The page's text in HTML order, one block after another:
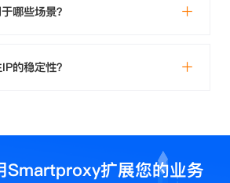
哪些场景？
的稳定性？
Smartproxy扩展您的业务